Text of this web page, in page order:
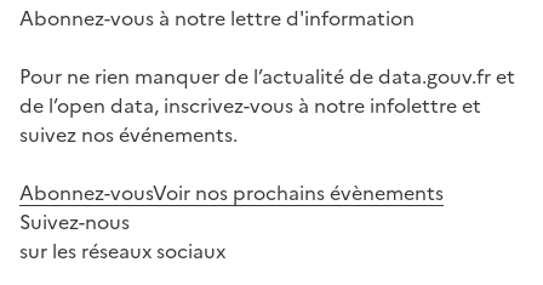
Abonnez-vous à notre lettre d'information
Pour ne rien manquer de l’actualité de data.gouv.fr et
de l’open data, inscrivez-vous à notre infolettre et
suivez nos événements.
Abonnez-vousVoir nos prochains évènements
Suivez-nous
sur les réseaux sociaux